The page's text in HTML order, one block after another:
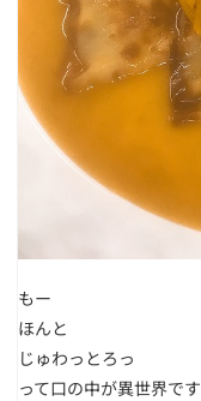
もー
ほんと
じゅわっとろっ
って口の中が異世界です